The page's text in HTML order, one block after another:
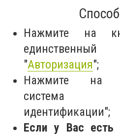
Нажмите на
"Авторизация";
Нажмите на
система
идентификации";
Если у Вас